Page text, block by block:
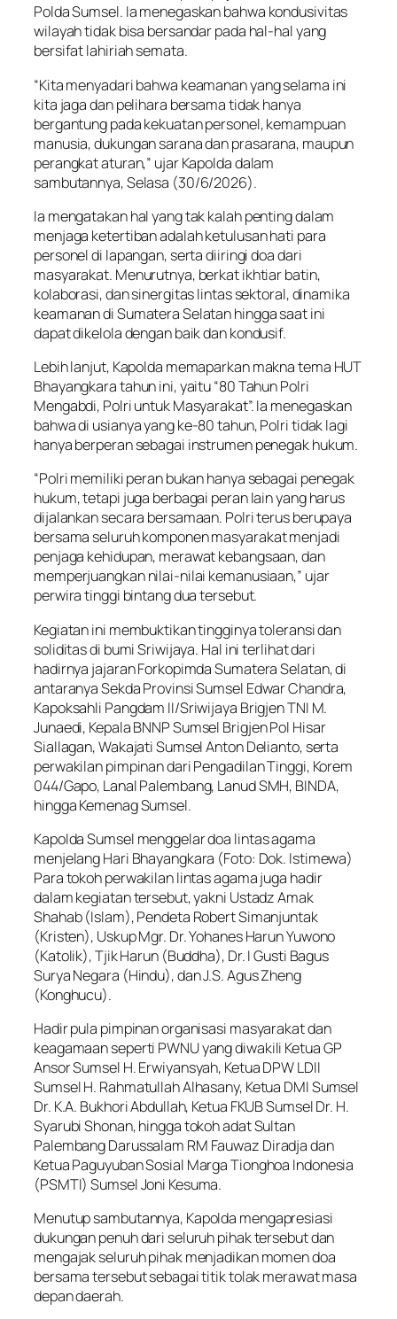
Polda Sumsel. Ia menegaskan bahwa kondusivitas
wilayah tidak bisa bersandar pada hal-hal yang
bersifat lahiriah semata.
“Kita menyadari bahwa keamanan yang selama ini
kita jaga dan pelihara bersama tidak hanya
bergantung pada kekuatan personel, kemampuan
manusia, dukungan sarana dan prasarana, maupun
perangkat aturan,” ujar Kapolda dalam
sambutannya, Selasa (30/6/2026).
Ia mengatakan hal yang tak kalah penting dalam
menjaga ketertiban adalah ketulusan hati para
personel di lapangan, serta diiringi doa dari
masyarakat. Menurutnya, berkat ikhtiar batin,
kolaborasi, dan sinergitas lintas sektoral, dinamika
keamanan di Sumatera Selatan hingga saat ini
dapat dikelola dengan baik dan kondusif.
Lebih lanjut, Kapolda memaparkan makna tema HUT
Bhayangkara tahun ini, yaitu “80 Tahun Polri
Mengabdi, Polri untuk Masyarakat”. Ia menegaskan
bahwa di usianya yang ke-80 tahun, Polri tidak lagi
hanya berperan sebagai instrumen penegak hukum.
“Polri memiliki peran bukan hanya sebagai penegak
hukum, tetapi juga berbagai peran lain yang harus
dijalankan secara bersamaan. Polri terus berupaya
bersama seluruh komponen masyarakat menjadi
penjaga kehidupan, merawat kebangsaan, dan
memperjuangkan nilai-nilai kemanusiaan,” ujar
perwira tinggi bintang dua tersebut.
Kegiatan ini membuktikan tingginya toleransi dan
soliditas di bumi Sriwijaya. Hal ini terlihat dari
hadirnya jajaran Forkopimda Sumatera Selatan, di
antaranya Sekda Provinsi Sumsel Edwar Chandra,
Kapoksahli Pangdam II/Sriwijaya Brigjen TNI M.
Junaedi, Kepala BNNP Sumsel Brigjen Pol Hisar
Siallagan, Wakajati Sumsel Anton Delianto, serta
perwakilan pimpinan dari Pengadilan Tinggi, Korem
044/Gapo, Lanal Palembang, Lanud SMH, BINDA,
hingga Kemenag Sumsel.
Kapolda Sumsel menggelar doa lintas agama
menjelang Hari Bhayangkara (Foto: Dok. Istimewa)
Para tokoh perwakilan lintas agama juga hadir
dalam kegiatan tersebut, yakni Ustadz Amak
Shahab (Islam), Pendeta Robert Simanjuntak
(Kristen), Uskup Mgr. Dr. Yohanes Harun Yuwono
(Katolik), Tjik Harun (Buddha), Dr. I Gusti Bagus
Surya Negara (Hindu), dan J.S. Agus Zheng
(Konghucu).
Hadir pula pimpinan organisasi masyarakat dan
keagamaan seperti PWNU yang diwakili Ketua GP
Ansor Sumsel H. Erwiyansyah, Ketua DPW LDII
Sumsel H. Rahmatullah Alhasany, Ketua DMI Sumsel
Dr. K.A. Bukhori Abdullah, Ketua FKUB Sumsel Dr. H.
Syarubi Shonan, hingga tokoh adat Sultan
Palembang Darussalam RM Fauwaz Diradja dan
Ketua Paguyuban Sosial Marga Tionghoa Indonesia
(PSMTI) Sumsel Joni Kesuma.
Menutup sambutannya, Kapolda mengapresiasi
dukungan penuh dari seluruh pihak tersebut dan
mengajak seluruh pihak menjadikan momen doa
bersama tersebut sebagai titik tolak merawat masa
depan daerah.